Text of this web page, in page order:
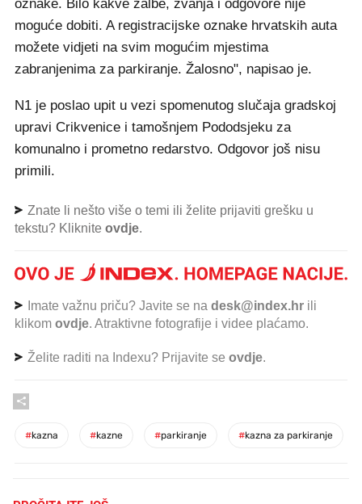
oznake. Bilo kakve žalbe, zvanja i odgovore nije
moguće dobiti. A registracijske oznake hrvatskih auta
možete vidjeti na svim mogućim mjestima
zabranjenima za parkiranje. Žalosno", napisao je.
N1 je poslao upit u vezi spomenutog slučaja gradskoj
upravi Crikvenice i tamošnjem Pododsjeku za
komunalno i prometno redarstvo. Odgovor još nisu
primili.
Znate li nešto više o temi ili želite prijaviti grešku u
tekstu? Kliknite ovdje.
Imate važnu priču? Javite se na desk@index.hr ili
klikom ovdje. Atraktivne fotografije i videe plaćamo.
Želite raditi na Indexu? Prijavite se ovdje.
#kazna #kazne #parkiranje #kazna za parkiranje